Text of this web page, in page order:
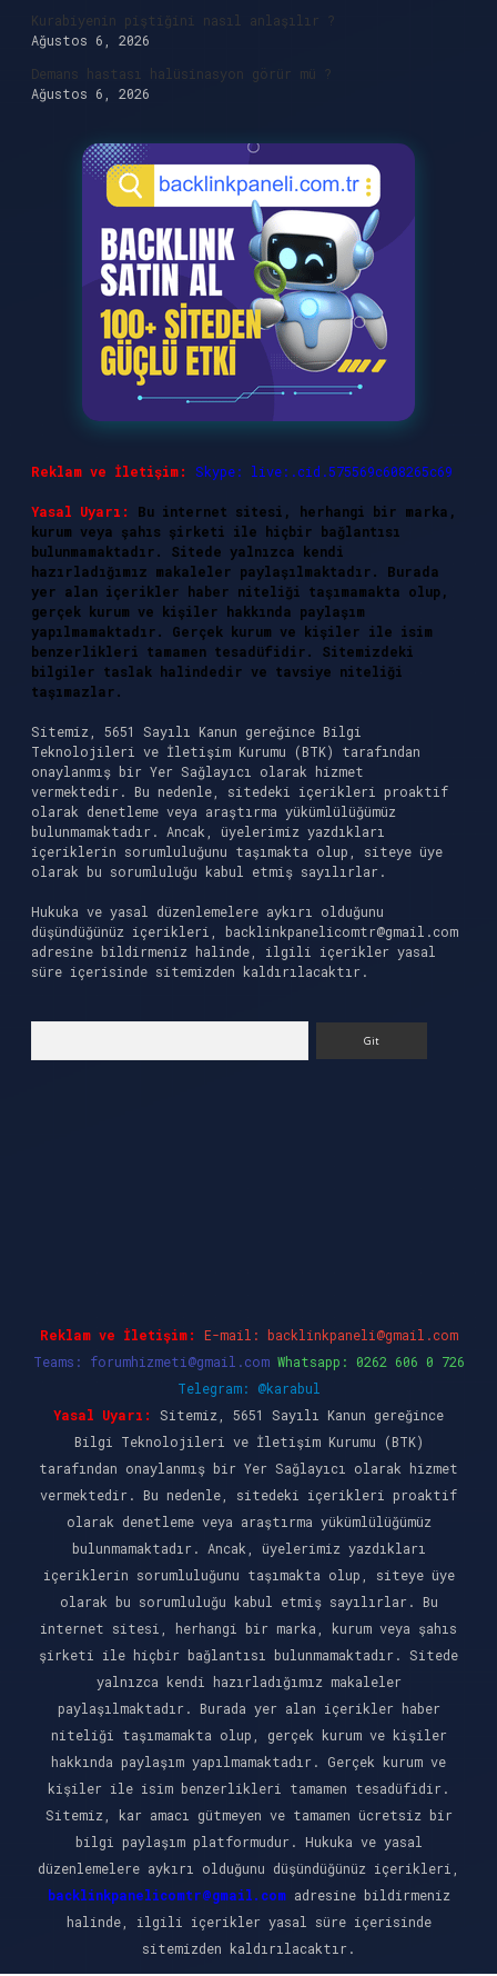
Kurabiyenin piştiğini nasıl anlaşılır ?
Ağustos 6, 2026
Demans hastası halüsinasyon görür mü ?
Ağustos 6, 2026
Reklam ve İletişim: Skype: live:.cid.575569c608265c69
Yasal Uyarı:
Bu internet sitesi, herhangi bir marka,
kurum veya şahıs şirketi ile hiçbir bağlantısı
bulunmamaktadır. Sitede yalnızca kendi
hazırladığımız makaleler paylaşılmaktadır. Burada
yer alan içerikler haber niteliği taşımamakta olup,
gerçek kurum ve kişiler hakkında paylaşım
yapılmamaktadır. Gerçek kurum ve kişiler ile isim
benzerlikleri tamamen tesadüfidir. Sitemizdeki
bilgiler taslak halindedir ve tavsiye niteliği
taşımazlar.
Sitemiz, 5651 Sayılı Kanun gereğince Bilgi
Teknolojileri ve İletişim Kurumu (BTK) tarafından
onaylanmış bir Yer Sağlayıcı olarak hizmet
vermektedir. Bu nedenle, sitedeki içerikleri proaktif
olarak denetleme veya araştırma yükümlülüğümüz
bulunmamaktadır. Ancak, üyelerimiz yazdıkları
içeriklerin sorumluluğunu taşımakta olup, siteye üye
olarak bu sorumluluğu kabul etmiş sayılırlar.
Hukuka ve yasal düzenlemelere aykırı olduğunu
düşündüğünüz içerikleri, backlinkpanelicomtr@gmail.com
adresine bildirmeniz halinde, ilgili içerikler yasal
süre içerisinde sitemizden kaldırılacaktır.
Reklam ve İletişim: E-mail: backlinkpaneli@gmail.com
Teams: forumhizmeti@gmail.com Whatsapp: 0262 606 0 726
Telegram: @karabul
Yasal Uyarı:
Sitemiz, 5651 Sayılı Kanun gereğince
Bilgi Teknolojileri ve İletişim Kurumu (BTK)
tarafından onaylanmış bir Yer Sağlayıcı olarak hizmet
vermektedir. Bu nedenle, sitedeki içerikleri proaktif
olarak denetleme veya araştırma yükümlülüğümüz
bulunmamaktadır. Ancak, üyelerimiz yazdıkları
içeriklerin sorumluluğunu taşımakta olup, siteye üye
olarak bu sorumluluğu kabul etmiş sayılırlar. Bu
internet sitesi, herhangi bir marka, kurum veya şahıs
şirketi ile hiçbir bağlantısı bulunmamaktadır. Sitede
yalnızca kendi hazırladığımız makaleler
paylaşılmaktadır. Burada yer alan içerikler haber
niteliği taşımamakta olup, gerçek kurum ve kişiler
hakkında paylaşım yapılmamaktadır. Gerçek kurum ve
kişiler ile isim benzerlikleri tamamen tesadüfidir.
Sitemiz, kar amacı gütmeyen ve tamamen ücretsiz bir
bilgi paylaşım platformudur. Hukuka ve yasal
düzenlemelere aykırı olduğunu düşündüğünüz içerikleri,
backlinkpanelicomtr@gmail.comadresine bildirmeniz
halinde, ilgili içerikler yasal süre içerisinde
sitemizden kaldırılacaktır.